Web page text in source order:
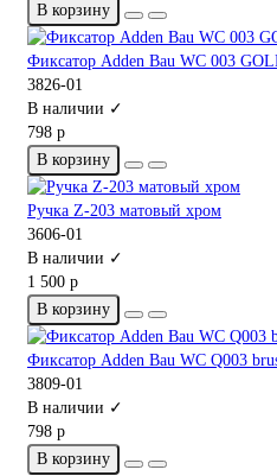
В корзину
Фиксатор Adden Bau WC 003
3826-01
В наличии ✓
798 р
В корзину
Ручка Z-203 матовый хром
3606-01
В наличии ✓
1 500 р
В корзину
Фиксатор Adden Bau WC Q003
3809-01
В наличии ✓
798 р
В корзину